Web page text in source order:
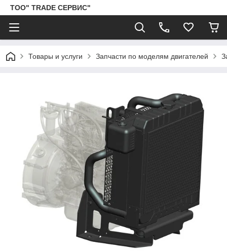
ТОО" TRADE СЕРВИС"
Товары и услуги Запчасти по моделям двигателей